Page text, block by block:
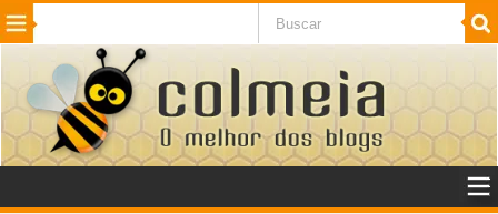
Beleza Cinema e TV
Internet Jogos NotÃ­cias SaÃºde
VeÃ­culos Adulto